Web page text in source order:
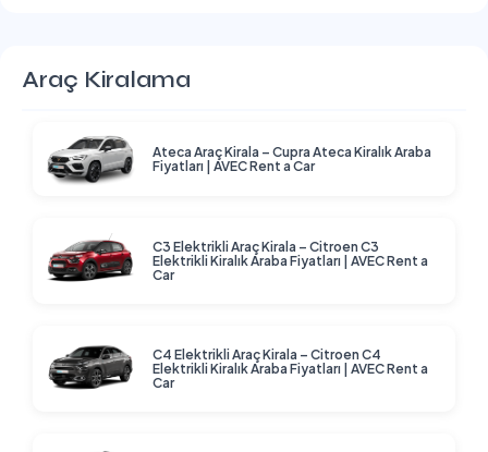
Araç Kiralama
Ateca Araç Kirala – Cupra Ateca Kiralık Araba
Fiyatları | AVEC Rent a Car
C3 Elektrikli Araç Kirala – Citroen C3
Elektrikli Kiralık Araba Fiyatları | AVEC Rent a
Car
C4 Elektrikli Araç Kirala – Citroen C4
Elektrikli Kiralık Araba Fiyatları | AVEC Rent a
Car